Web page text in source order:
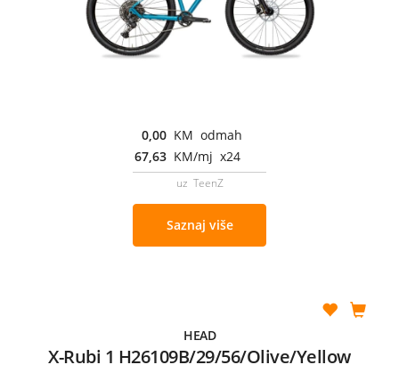
0,00 KM odmah
67,63 KM/mj x24
uz TeenZ
Saznaj više
HEAD
X-Rubi 1 H26109B/29/56/Olive/Yellow